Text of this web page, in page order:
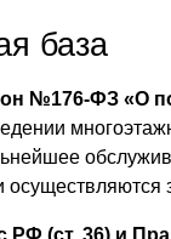
база
№176‑ФЗ «О
(ст. 36) и